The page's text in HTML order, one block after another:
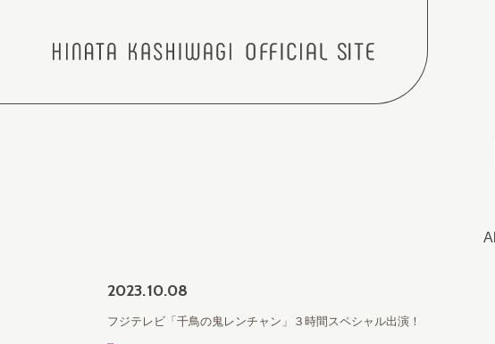
All
2023.10.08
フジテレビ「千鳥の鬼レンチャン」３時間スペシャル出演！